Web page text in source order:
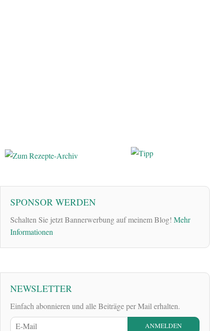
SPONSOR WERDEN
Schalten Sie jetzt Bannerwerbung auf meinem Blog! Mehr
Informationen
NEWSLETTER
Einfach abonnieren und alle Beiträge per Mail erhalten.